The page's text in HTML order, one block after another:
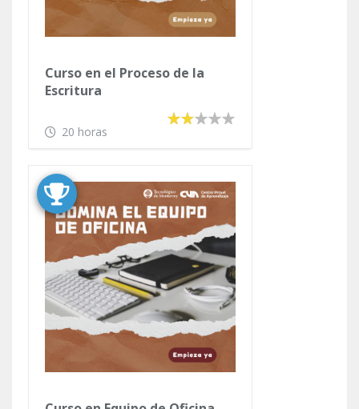
Curso en el Proceso de la
Escritura
20 horas